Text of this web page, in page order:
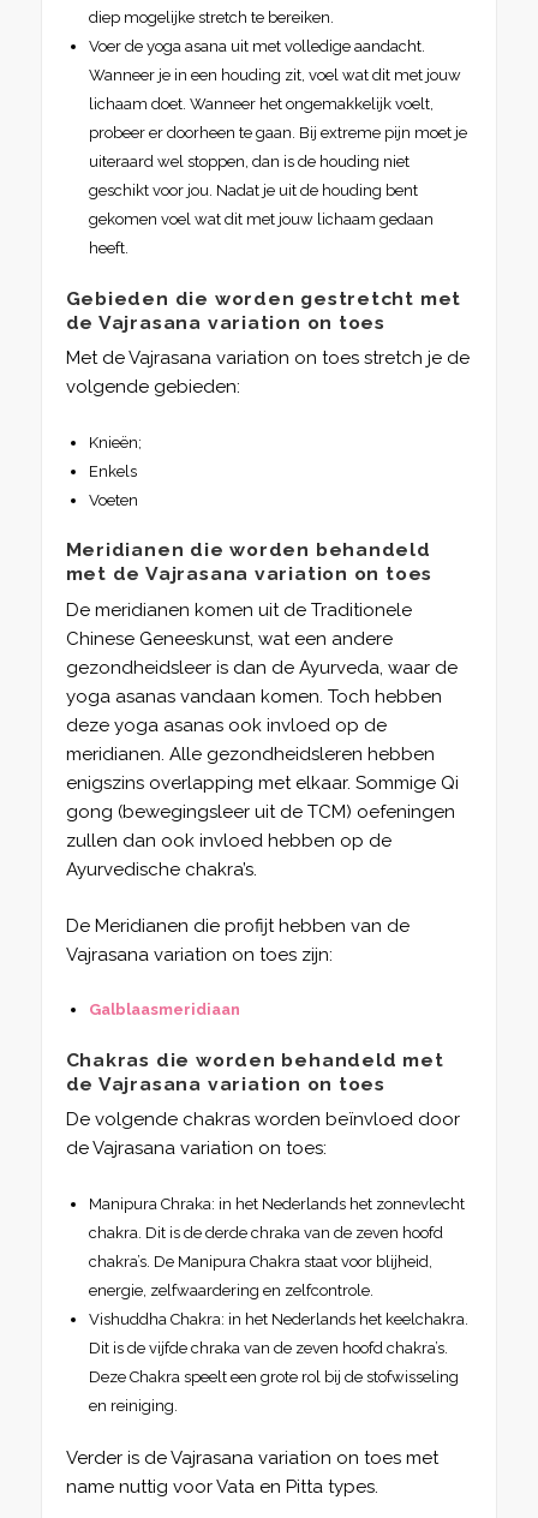
diep mogelijke stretch te bereiken.
Voer de yoga asana uit met volledige aandacht.
Wanneer je in een houding zit, voel wat dit met jouw
lichaam doet. Wanneer het ongemakkelijk voelt,
probeer er doorheen te gaan. Bij extreme pijn moet je
uiteraard wel stoppen, dan is de houding niet
geschikt voor jou. Nadat je uit de houding bent
gekomen voel wat dit met jouw lichaam gedaan
heeft.
Gebieden die worden gestretcht met
de Vajrasana variation on toes
Met de Vajrasana variation on toes stretch je de
volgende gebieden:
Knieën;
Enkels
Voeten
Meridianen die worden behandeld
met de Vajrasana variation on toes
De meridianen komen uit de Traditionele
Chinese Geneeskunst, wat een andere
gezondheidsleer is dan de Ayurveda, waar de
yoga asanas vandaan komen. Toch hebben
deze yoga asanas ook invloed op de
meridianen. Alle gezondheidsleren hebben
enigszins overlapping met elkaar. Sommige Qi
gong (bewegingsleer uit de TCM) oefeningen
zullen dan ook invloed hebben op de
Ayurvedische chakra’s.
De Meridianen die profijt hebben van de
Vajrasana variation on toes zijn:
Galblaasmeridiaan
Chakras die worden behandeld met
de Vajrasana variation on toes
De volgende chakras worden beïnvloed door
de Vajrasana variation on toes:
Manipura Chraka: in het Nederlands het zonnevlecht
chakra. Dit is de derde chraka van de zeven hoofd
chakra’s. De Manipura Chakra staat voor blijheid,
energie, zelfwaardering en zelfcontrole.
Vishuddha Chakra: in het Nederlands het keelchakra.
Dit is de vijfde chraka van de zeven hoofd chakra’s.
Deze Chakra speelt een grote rol bij de stofwisseling
en reiniging.
Verder is de Vajrasana variation on toes met
name nuttig voor Vata en Pitta types.